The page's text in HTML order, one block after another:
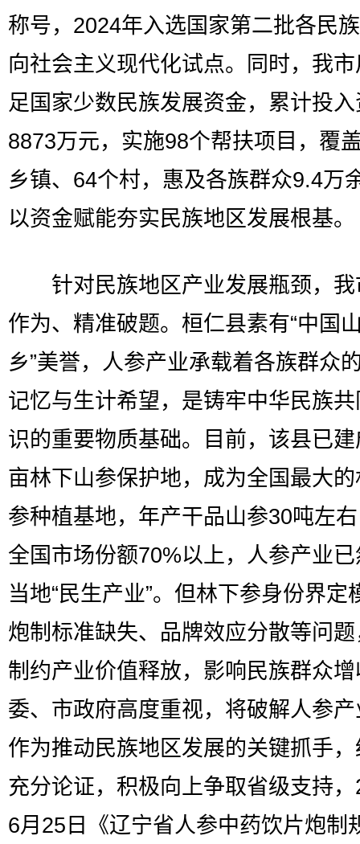
称号，2024年入选国家第二批各民
向社会主义现代化试点。同时，我
足国家少数民族发展资金，累计投
8873万元，实施98个帮扶项目，覆
乡镇、64个村，惠及各族群众9.4万
以资金赋能夯实民族地区发展根基。
针对民族地区产业发展瓶颈，我
作为、精准破题。桓仁县素有“中国
乡”美誉，人参产业承载着各族群众
记忆与生计希望，是铸牢中华民族
识的重要物质基础。目前，该县已
亩林下山参保护地，成为全国最大
参种植基地，年产干品山参30吨左
全国市场份额70%以上，人参产业
当地“民生产业”。但林下参身份界定
炮制标准缺失、品牌效应分散等问
制约产业价值释放，影响民族群众
委、市政府高度重视，将破解人参
作为推动民族地区发展的关键抓手
充分论证，积极向上争取省级支持
6月25日《辽宁省人参中药饮片炮制